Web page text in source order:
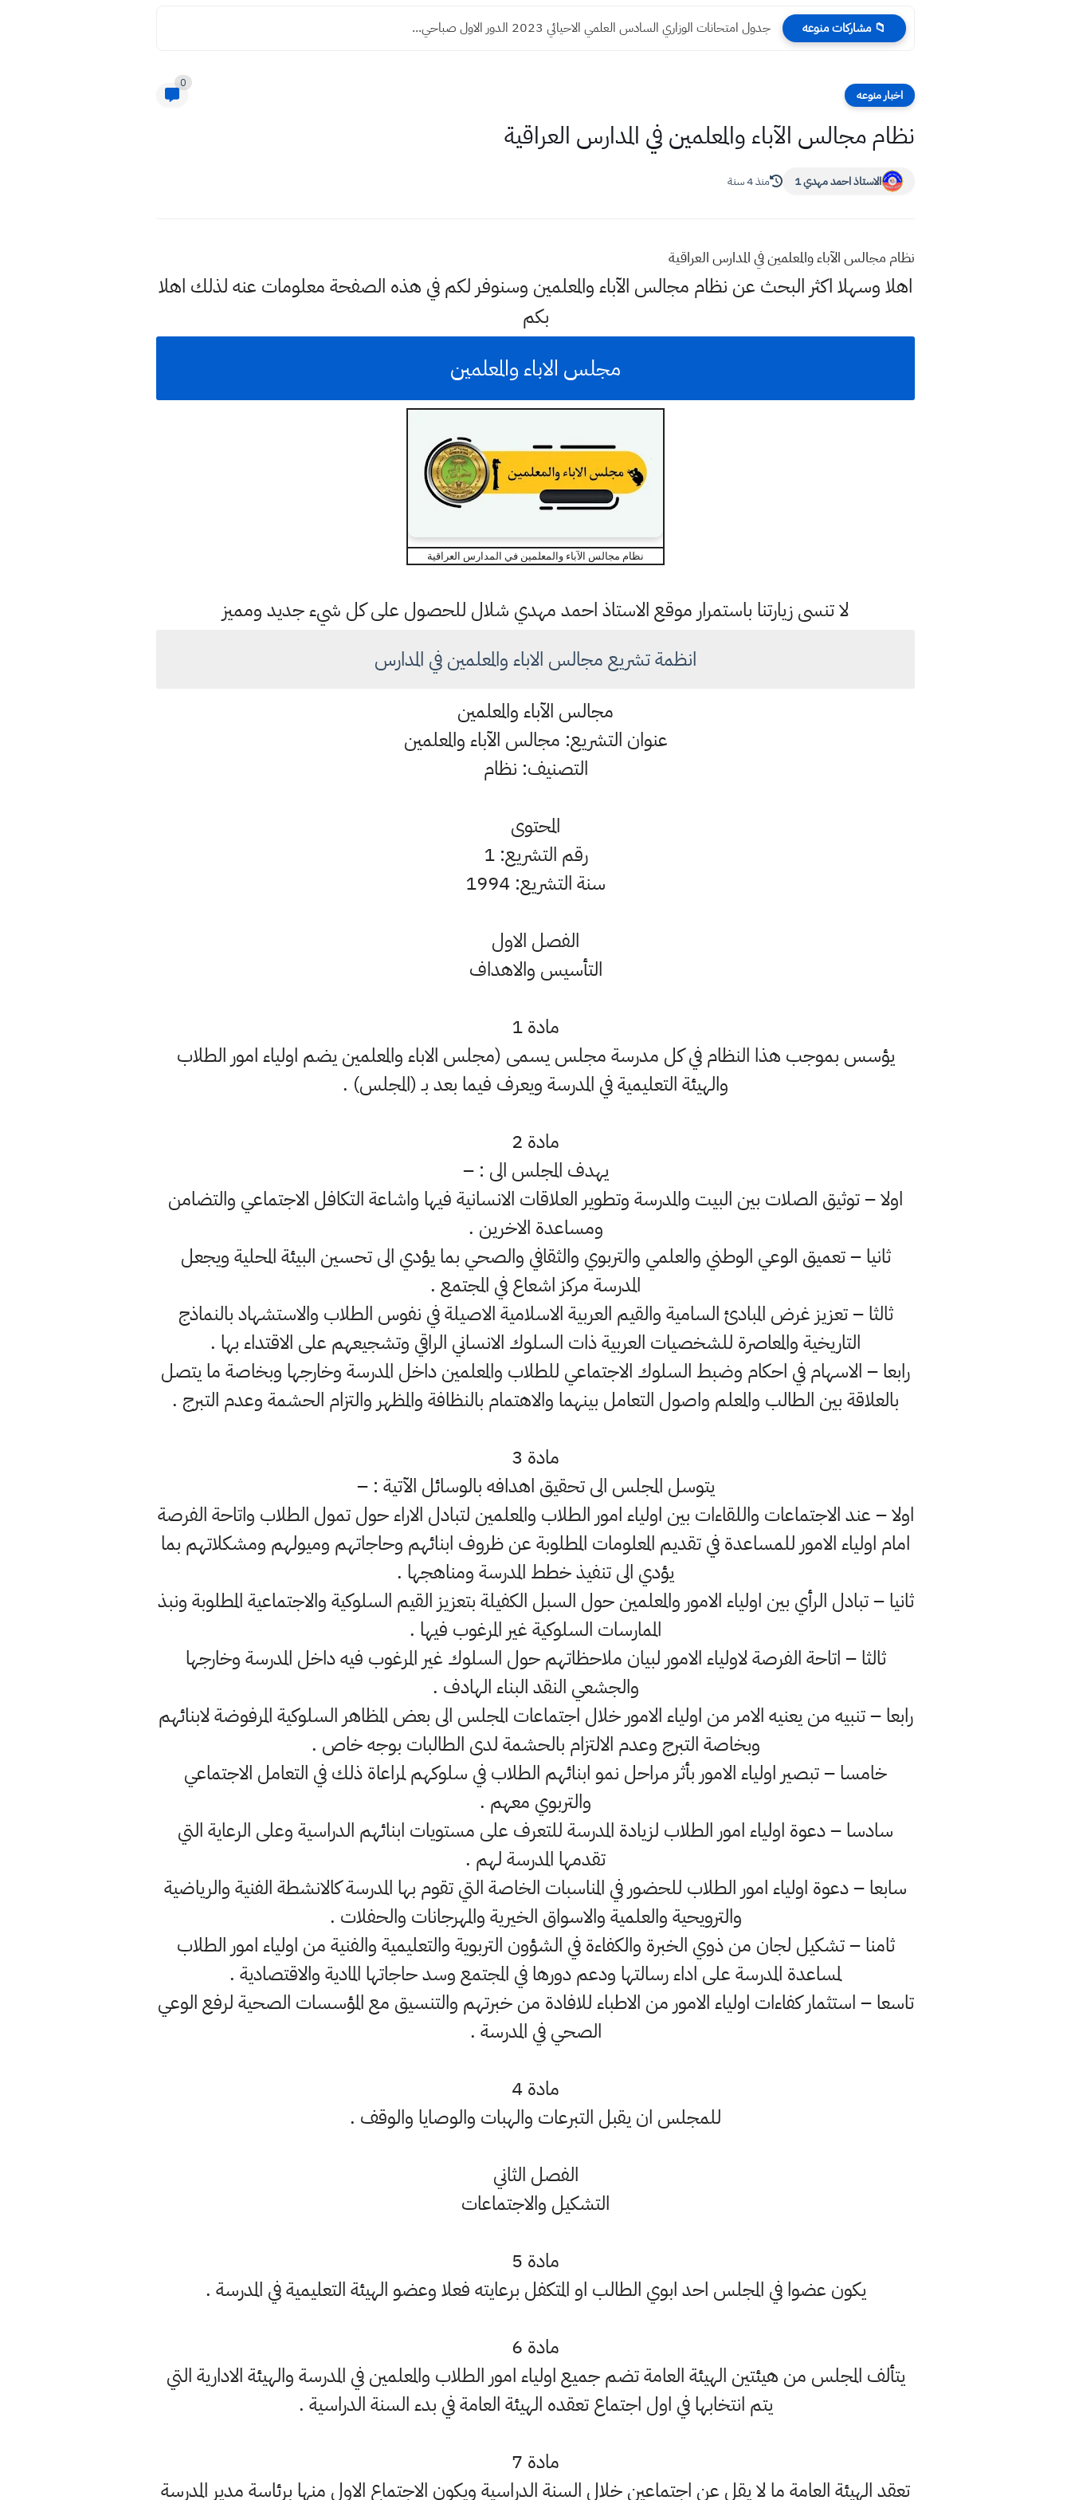
📁 مشاركات منوعه جدول امتحانات الوزاري السادس العلمي الاحيائي 2023 الدور الاول صباحي...
اخبار منوعه
0
نظام مجالس الآباء والمعلمين في المدارس العراقية
الاستاذ احمد مهدي 1 منذ 4 سنة
نظام مجالس الآباء والمعلمين في المدارس العراقية
اهلا وسهلا اكثر البحث عن نظام مجالس الآباء والمعلمين وسنوفر لكم في هذه الصفحة معلومات عنه لذلك اهلا
بكم
مجلس الاباء والمعلمين
نظام مجالس الآباء والمعلمين في المدارس العراقية
لا تنسى زيارتنا باستمرار موقع الاستاذ احمد مهدي شلال للحصول على كل شيء جديد ومميز
انظمة تشريع مجالس الاباء والمعلمين في المدارس
مجالس الآباء والمعلمين
عنوان التشريع: مجالس الآباء والمعلمين
التصنيف: نظام
المحتوى
رقم التشريع: 1
سنة التشريع: 1994
الفصل الاول
التأسيس والاهداف
مادة 1
يؤسس بموجب هذا النظام في كل مدرسة مجلس يسمى (مجلس الاباء والمعلمين يضم اولياء امور الطلاب
والهيئة التعليمية في المدرسة ويعرف فيما بعد بـ (المجلس) .
مادة 2
يهدف المجلس الى : –
اولا – توثيق الصلات بين البيت والمدرسة وتطوير العلاقات الانسانية فيها واشاعة التكافل الاجتماعي والتضامن
ومساعدة الاخرين .
ثانيا – تعميق الوعي الوطني والعلمي والتربوي والثقافي والصحي بما يؤدي الى تحسين البيئة المحلية ويجعل
المدرسة مركز اشعاع في المجتمع .
ثالثا – تعزيز غرض المبادئ السامية والقيم العربية الاسلامية الاصيلة في نفوس الطلاب والاستشهاد بالنماذج
التاريخية والمعاصرة للشخصيات العربية ذات السلوك الانساني الراقي وتشجيعهم على الاقتداء بها .
رابعا – الاسهام في احكام وضبط السلوك الاجتماعي للطلاب والمعلمين داخل المدرسة وخارجها وبخاصة ما يتصل
بالعلاقة بين الطالب والمعلم واصول التعامل بينهما والاهتمام بالنظافة والمظهر والتزام الحشمة وعدم التبرج .
مادة 3
يتوسل المجلس الى تحقيق اهدافه بالوسائل الآتية : –
اولا – عند الاجتماعات واللقاءات بين اولياء امور الطلاب والمعلمين لتبادل الاراء حول تمول الطلاب واتاحة الفرصة
امام اولياء الامور للمساعدة في تقديم المعلومات المطلوبة عن ظروف ابنائهم وحاجاتهم وميولهم ومشكلاتهم بما
يؤدي الى تنفيذ خطط المدرسة ومناهجها .
ثانيا – تبادل الرأي بين اولياء الامور والمعلمين حول السبل الكفيلة بتعزيز القيم السلوكية والاجتماعية المطلوبة ونبذ
الممارسات السلوكية غير المرغوب فيها .
ثالثا – اتاحة الفرصة لاولياء الامور لبيان ملاحظاتهم حول السلوك غير المرغوب فيه داخل المدرسة وخارجها
والجشعي النقد البناء الهادف .
رابعا – تنبيه من يعنيه الامر من اولياء الامور خلال اجتماعات المجلس الى بعض المظاهر السلوكية المرفوضة لابنائهم
وبخاصة التبرج وعدم الالتزام بالحشمة لدى الطالبات بوجه خاص .
خامسا – تبصير اولياء الامور بأثر مراحل نمو ابنائهم الطلاب في سلوكهم لمراعاة ذلك في التعامل الاجتماعي
والتربوي معهم .
سادسا – دعوة اولياء امور الطلاب لزيادة المدرسة للتعرف على مستويات ابنائهم الدراسية وعلى الرعاية التي
تقدمها المدرسة لهم .
سابعا – دعوة اولياء امور الطلاب للحضور في المناسبات الخاصة التي تقوم بها المدرسة كالانشطة الفنية والرياضية
والترويحية والعلمية والاسواق الخيرية والمهرجانات والحفلات .
ثامنا – تشكيل لجان من ذوي الخبرة والكفاءة في الشؤون التربوية والتعليمية والفنية من اولياء امور الطلاب
لمساعدة المدرسة على اداء رسالتها ودعم دورها في المجتمع وسد حاجاتها المادية والاقتصادية .
تاسعا – استثمار كفاءات اولياء الامور من الاطباء للافادة من خبرتهم والتنسيق مع المؤسسات الصحية لرفع الوعي
الصحي في المدرسة .
مادة 4
للمجلس ان يقبل التبرعات والهبات والوصايا والوقف .
الفصل الثاني
التشكيل والاجتماعات
مادة 5
يكون عضوا في المجلس احد ابوي الطالب او المتكفل برعايته فعلا وعضو الهيئة التعليمية في المدرسة .
مادة 6
يتألف المجلس من هيئتين الهيئة العامة تضم جميع اولياء امور الطلاب والمعلمين في المدرسة والهيئة الادارية التي
يتم انتخابها في اول اجتماع تعقده الهيئة العامة في بدء السنة الدراسية .
مادة 7
تعقد الهيئة العامة ما لا يقل عن اجتماعين خلال السنة الدراسية ويكون الاجتماع الاول منها برئاسة مدير المدرسة